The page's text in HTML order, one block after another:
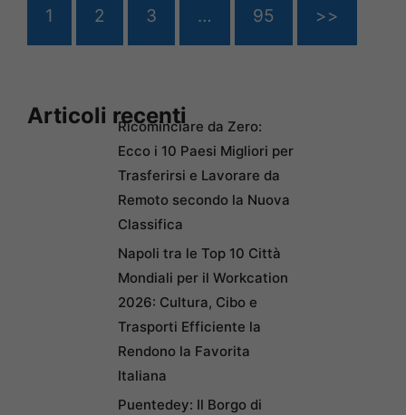
1 2 3 … 95 >>
Articoli recentiRicominciare da Zero:
Ecco i 10 Paesi Migliori per
Trasferirsi e Lavorare da
Remoto secondo la Nuova
Classifica
Napoli tra le Top 10 Città
Mondiali per il Workcation
2026: Cultura, Cibo e
Trasporti Efficiente la
Rendono la Favorita
Italiana
Puentedey: Il Borgo di